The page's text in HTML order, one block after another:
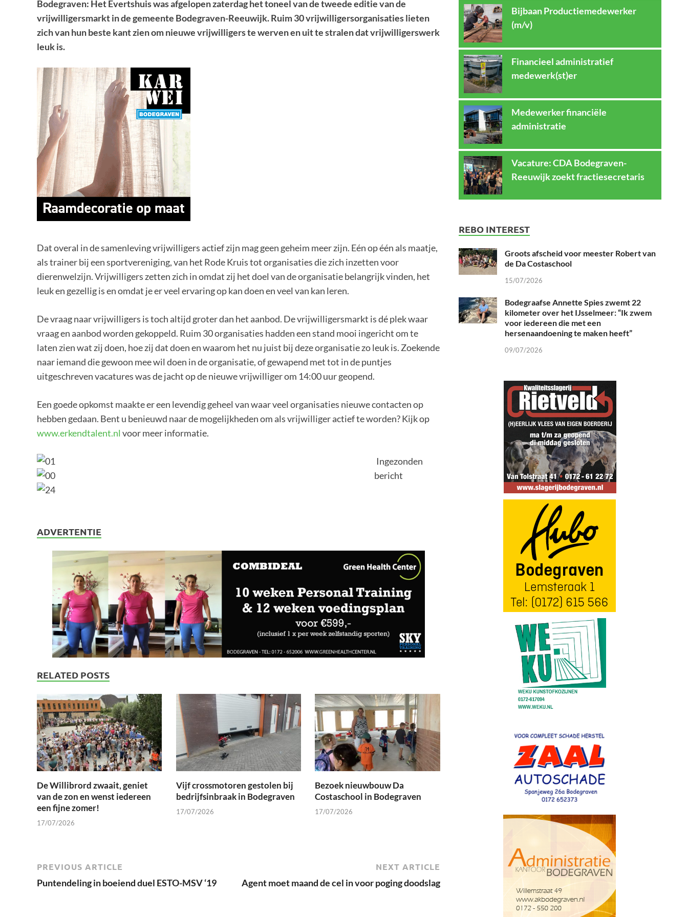
Bodegraven: Het Evertshuis was afgelopen zaterdag het toneel van de tweede editie van de
vrijwilligersmarkt in de gemeente Bodegraven-Reeuwijk. Ruim 30 vrijwilligersorganisaties lieten
zich van hun beste kant zien om nieuwe vrijwilligers te werven en uit te stralen dat vrijwilligerswerk
leuk is.
Dat overal in de samenleving vrijwilligers actief zijn mag geen geheim meer zijn. Eén op één als maatje,
als trainer bij een sportvereniging, van het Rode Kruis tot organisaties die zich inzetten voor
dierenwelzijn. Vrijwilligers zetten zich in omdat zij het doel van de organisatie belangrijk vinden, het
leuk en gezellig is en omdat je er veel ervaring op kan doen en veel van kan leren.
De vraag naar vrijwilligers is toch altijd groter dan het aanbod. De vrijwilligersmarkt is dé plek waar
vraag en aanbod worden gekoppeld. Ruim 30 organisaties hadden een stand mooi ingericht om te
laten zien wat zij doen, hoe zij dat doen en waarom het nu juist bij deze organisatie zo leuk is. Zoekende
naar iemand die gewoon mee wil doen in de organisatie, of gewapend met tot in de puntjes
uitgeschreven vacatures was de jacht op de nieuwe vrijwilliger om 14:00 uur geopend.
Een goede opkomst maakte er een levendig geheel van waar veel organisaties nieuwe contacten op
hebben gedaan. Bent u benieuwd naar de mogelijkheden om als vrijwilliger actief te worden? Kijk op
www.erkendtalent.nl voor meer informatie.
Ingezonden
bericht
ADVERTENTIE
RELATED POSTS
De Willibrord zwaait, geniet
van de zon en wenst iedereen
een fijne zomer!
17/07/2026
Vijf crossmotoren gestolen bij
bedrijfsinbraak in Bodegraven
17/07/2026
Bezoek nieuwbouw Da
Costaschool in Bodegraven
17/07/2026
PREVIOUS ARTICLE
Puntendeling in boeiend duel ESTO-MSV ‘19
NEXT ARTICLE
Agent moet maand de cel in voor poging doodslag
Bijbaan Productiemedewerker
(m/v)
Financieel administratief
medewerk(st)er
Medewerker financiële
administratie
Vacature: CDA Bodegraven-
Reeuwijk zoekt fractiesecretaris
REBO INTEREST
Groots afscheid voor meester Robert van
de Da Costaschool
15/07/2026
Bodegraafse Annette Spies zwemt 22
kilometer over het IJsselmeer: “Ik zwem
voor iedereen die met een
hersenaandoening te maken heeft”
09/07/2026